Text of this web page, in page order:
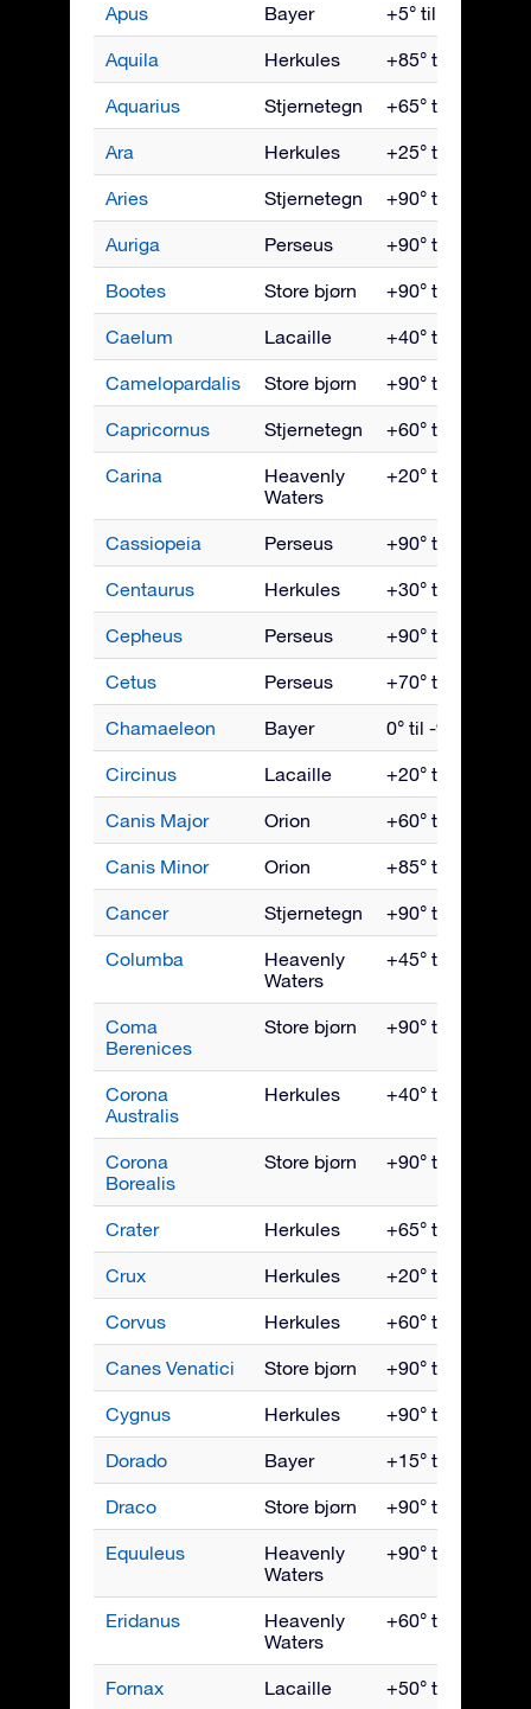
Apus Bayer +5° til -90°
Aquila Herkules +85° til -75°
Aquarius Stjernetegn +65° til -90°
Ara Herkules +25° til -90°
Aries Stjernetegn +90° til -60°
Auriga Perseus +90° til -40°
Bootes Store bjørn +90° til -50°
Caelum Lacaille +40° til -90°
Camelopardalis Store bjørn +90° til -10°
Capricornus Stjernetegn +60° til -90°
Carina
Heavenly
Waters
+20° til -90°
Cassiopeia Perseus +90° til -20°
Centaurus Herkules +30° til -90°
Cepheus Perseus +90° til -10°
Cetus Perseus +70° til -90°
Chamaeleon Bayer 0° til -90°
Circinus Lacaille +20° til -90°
Canis Major Orion +60° til -90°
Canis Minor Orion +85° til -75°
Cancer Stjernetegn +90° til -60°
Columba
Heavenly
Waters
+45° til -90°
Coma
Berenices
Store bjørn +90° til -60°
Corona
Australis
Herkules +40° til -90°
Corona
Borealis
Store bjørn +90° til -50°
Crater Herkules +65° til -90°
Crux Herkules +20° til -90°
Corvus Herkules +60° til -90°
Canes Venatici Store bjørn +90° til -40°
Cygnus Herkules +90° til -40°
Dorado Bayer +15° til -90°
Draco Store bjørn +90° til -15°
Equuleus
Heavenly
Waters
+90° til -70°
Eridanus
Heavenly
Waters
+60° til -90°
Fornax Lacaille +50° til -90°